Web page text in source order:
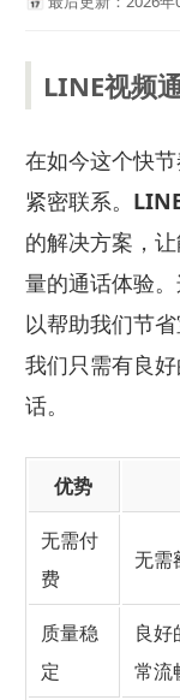
LINE视频
在如今这个快
紧密联系。
的解决方案，
量的通话体验
以帮助我们节
我们只需有良
话。
优势
无需付
费
无需
质量稳
定
良好
常流